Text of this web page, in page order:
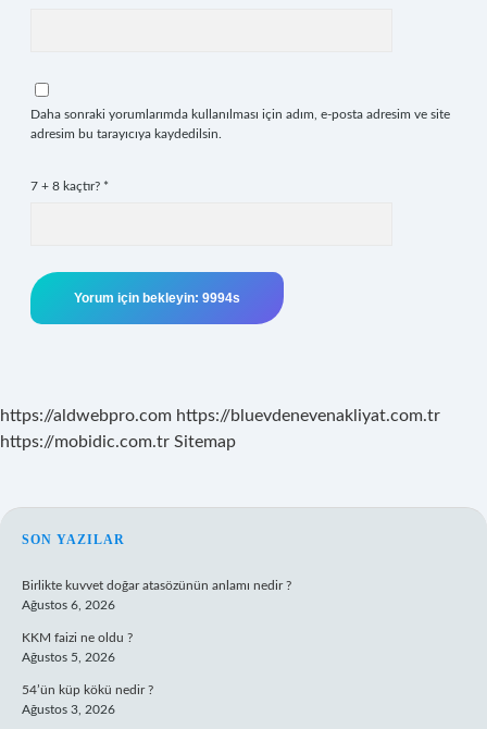
Daha sonraki yorumlarımda kullanılması için adım, e-posta adresim ve site
adresim bu tarayıcıya kaydedilsin.
7 + 8 kaçtır? *
https://aldwebpro.com https://bluevdenevenakliyat.com.tr
https://mobidic.com.tr Sitemap
SIDEBAR
SON YAZILAR
Birlikte kuvvet doğar atasözünün anlamı nedir ?
Ağustos 6, 2026
KKM faizi ne oldu ?
Ağustos 5, 2026
54’ün küp kökü nedir ?
Ağustos 3, 2026